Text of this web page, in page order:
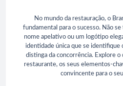
No mundo da restauração, o
fundamental para o sucesso. Não
nome apelativo ou um logótipo
identidade única que se identifique
distinga da concorrência. Explore
restaurante, os seus elementos-
convincente para o